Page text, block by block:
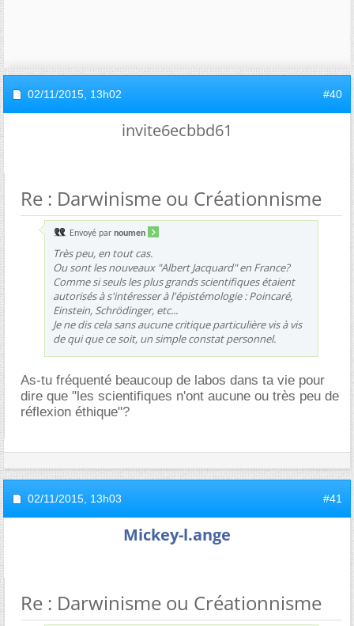
02/11/2015, 13h02 #40
invite6ecbbd61
Re : Darwinisme ou Créationnisme
Envoyé par noumen
Très peu, en tout cas.
Ou sont les nouveaux "Albert Jacquard" en France?
Comme si seuls les plus grands scientifiques étaient
autorisés à s'intéresser à l'épistémologie : Poincaré,
Einstein, Schrödinger, etc...
Je ne dis cela sans aucune critique particulière vis à vis
de qui que ce soit, un simple constat personnel.
As-tu fréquenté beaucoup de labos dans ta vie pour
dire que "les scientifiques n'ont aucune ou très peu de
réflexion éthique"?
02/11/2015, 13h03 #41
Mickey-l.ange
Re : Darwinisme ou Créationnisme